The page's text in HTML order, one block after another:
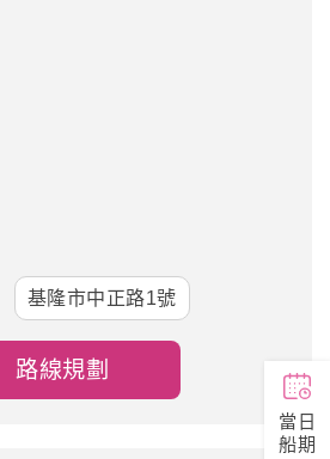
當日
船期
基隆市中正路1號
路線規劃